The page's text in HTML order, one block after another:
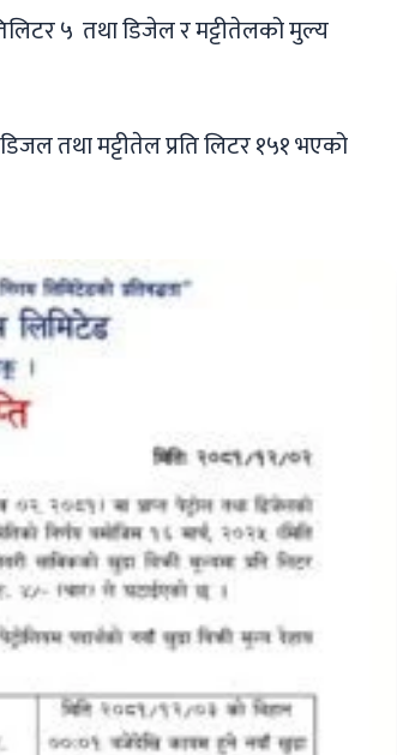
५ तथा डिजेल र मट्टीतेलको मुल्य
तथा मट्टीतेल प्रति लिटर १५१ भएको